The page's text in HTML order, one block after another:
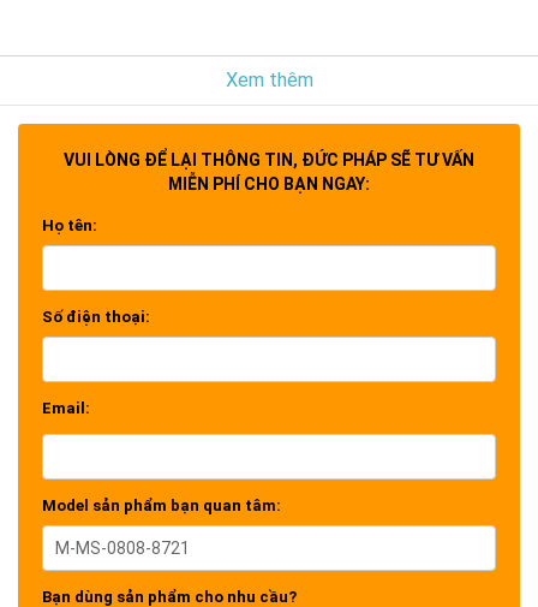
Xem thêm
VUI LÒNG ĐỂ LẠI THÔNG TIN, ĐỨC PHÁP SẼ TƯ VẤN
MIỄN PHÍ CHO BẠN NGAY:
Họ tên:
Số điện thoại:
Email:
Model sản phẩm bạn quan tâm:
Bạn dùng sản phẩm cho nhu cầu?